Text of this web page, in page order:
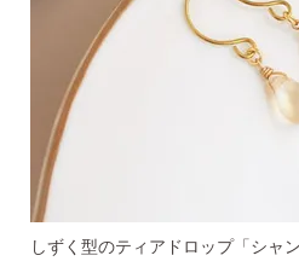
しずく型のティアドロップ「シャ